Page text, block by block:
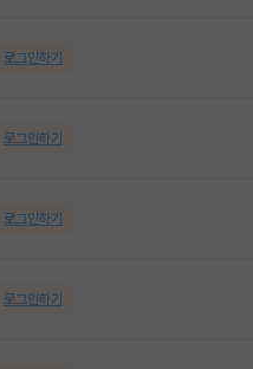
로그인하기
로그인하기
로그인하기
로그인하기